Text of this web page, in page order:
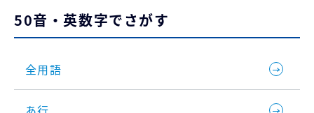
50音・英数字でさがす
全用語